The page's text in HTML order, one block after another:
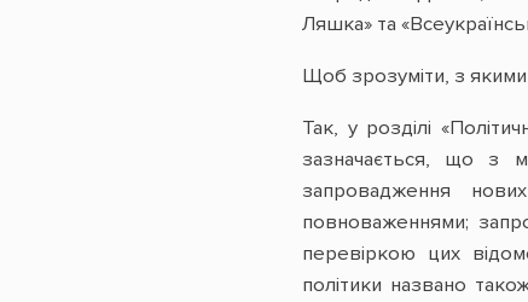
Ляшка» та
Щоб зрозуміти, з якими
Так, у розділі
зазначається, що з
запровадження
повноваженнями;
перевіркою цих
політики названо